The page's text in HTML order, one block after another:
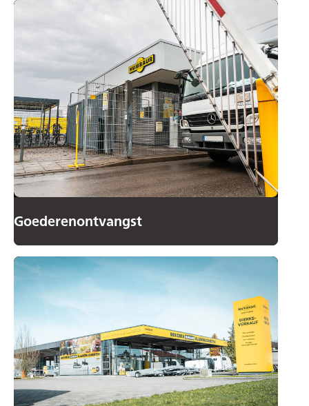
Goederenontvangst